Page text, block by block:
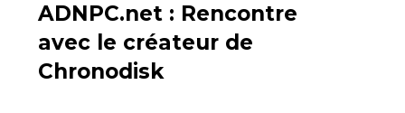
ADNPC.net : Rencontre
avec le créateur de
Chronodisk